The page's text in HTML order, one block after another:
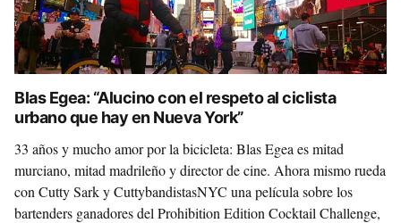
Blas Egea: “Alucino con el respeto al ciclista
urbano que hay en Nueva York”
33 años y mucho amor por la bicicleta: Blas Egea es mitad
murciano, mitad madrileño y director de cine. Ahora mismo rueda
con Cutty Sark y CuttybandistasNYC una película sobre los
bartenders ganadores del Prohibition Edition Cocktail Challenge,